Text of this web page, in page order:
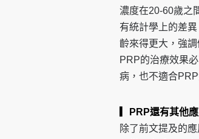
濃度在20-60歲之
有統計學上的差
齡來得更大，強調
PRP的治療效果
病，也不適合PRP
▎PRP還有其他
除了前文提及的